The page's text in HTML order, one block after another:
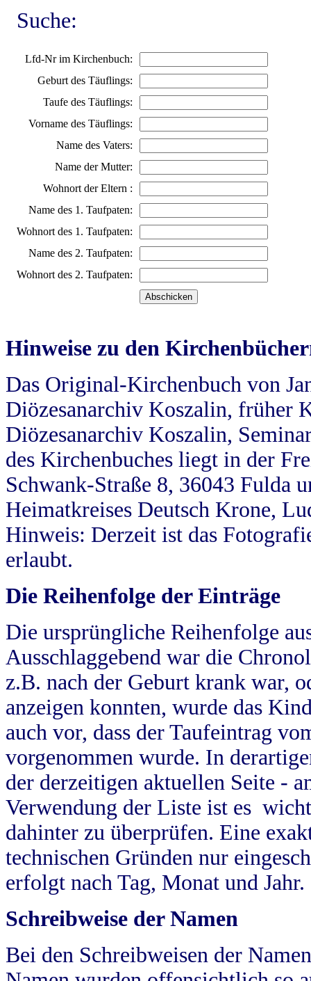
Suche:
Lfd-Nr im Kirchenbuch:
Geburt des Täuflings:
Taufe des Täuflings:
Vorname des Täuflings:
Name des Vaters:
Name der Mutter:
Wohnort der Eltern :
Name des 1. Taufpaten:
Wohnort des 1. Taufpaten:
Name des 2. Taufpaten:
Wohnort des 2. Taufpaten:
Hinweise zu den
Das Original-Kirchenbuch von
Diözesanarchiv Koszalin, früher
Diözesanarchiv Koszalin,
des Kirchenbuches liegt in der
Schwank-Straße 8, 36043 Fulda
Heimatkreises Deutsch Krone,
Hinweis: Derzeit ist das
erlaubt.
Die Reihenfolge der Einträge
Die ursprüngliche Reihenfolge
Ausschlaggebend war die
z.B. nach der Geburt krank war,
anzeigen konnten, wurde das
auch vor, dass der Taufeintrag
vorgenommen wurde. In
der derzeitigen aktuellen Seite -
Verwendung der Liste ist es
dahinter zu überprüfen. Eine
technischen Gründen nur
erfolgt nach Tag, Monat und Jahr.
Schreibweise der Namen
Bei den Schreibweisen der